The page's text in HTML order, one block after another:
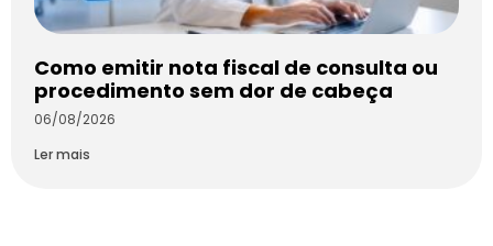
Como emitir nota fiscal de consulta ou
procedimento sem dor de cabeça
06/08/2026
Ler mais